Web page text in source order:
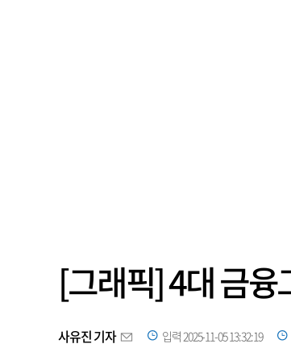
[그래픽] 4대 금
사유진 기자 입력 2025-11-05 13:32:19